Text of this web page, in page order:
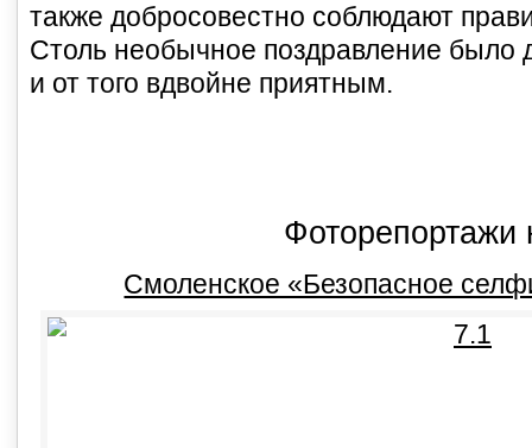
также добросовестно соблюдают
Столь необычное поздравление
и от того вдвойне приятным.
Фоторепортажи
Смоленское «Безопасное